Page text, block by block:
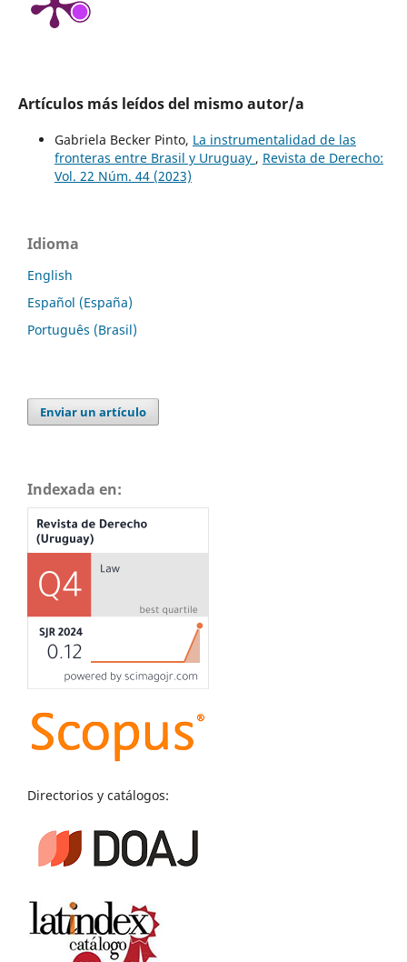
Artículos más leídos del mismo autor/a
Gabriela Becker Pinto, La instrumentalidad de las
fronteras entre Brasil y Uruguay , Revista de Derecho:
Vol. 22 Núm. 44 (2023)
Idioma
English
Español (España)
Português (Brasil)
Enviar un artículo
Indexada en:
Directorios y catálogos: